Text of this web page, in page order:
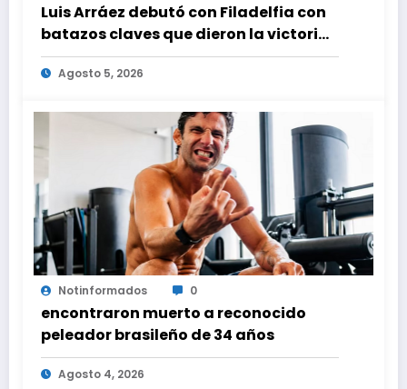
Luis Arráez debutó con Filadelfia con
batazos claves que dieron la victoria
ante Nacionales
Agosto 5, 2026
Notinformados 0
encontraron muerto a reconocido
peleador brasileño de 34 años
Agosto 4, 2026